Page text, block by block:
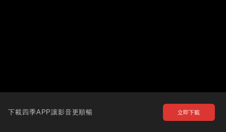
下載四季APP讓影音更順暢 立即下載